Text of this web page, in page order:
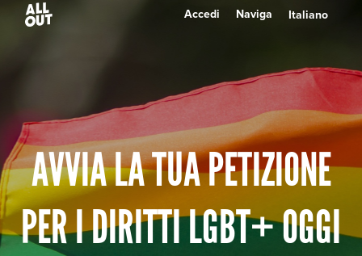
Accedi Naviga
AVVIA LA TUA PETIZIONE
PER I DIRITTI LGBT+ OGGI